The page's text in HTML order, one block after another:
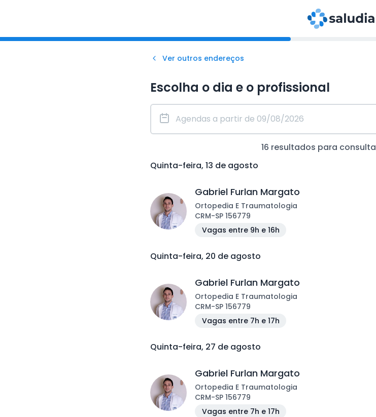
Ver outros endereços
Escolha o dia e o profissional
16 resultados para consulta
Quinta-feira, 13 de agosto
Gabriel Furlan Margato
Ortopedia E Traumatologia
CRM-SP 156779
Vagas entre 9h e 16h
Quinta-feira, 20 de agosto
Gabriel Furlan Margato
Ortopedia E Traumatologia
CRM-SP 156779
Vagas entre 7h e 17h
Quinta-feira, 27 de agosto
Gabriel Furlan Margato
Ortopedia E Traumatologia
CRM-SP 156779
Vagas entre 7h e 17h